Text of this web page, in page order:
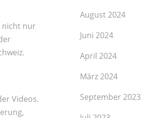
nicht nur
Videos.
August 2024
Juni 2024
April 2024
März 2024
September 2023